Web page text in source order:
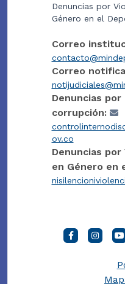
Denuncias por
Género en el
Correo
Correo
Denuncias
corrupción:
ov.co
Denuncias por
en Género en